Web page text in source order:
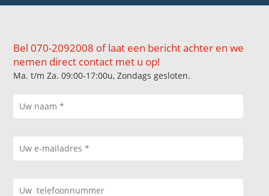
Bel 070-2092008 of laat een bericht achter en we
nemen direct contact met u op!
Ma. t/m Za. 09:00-17:00u, Zondags gesloten.